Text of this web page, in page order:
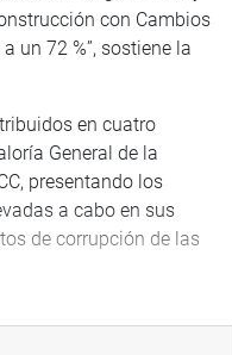
con Cambios
un 72 %”, sostiene la
en cuatro
General de la
presentando los
a cabo en sus
de corrupción de las
funcionarios con